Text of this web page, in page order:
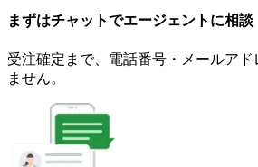
まずはチャットでエージェント に相談
受注確定まで、 電話番号・メールアド
ません。